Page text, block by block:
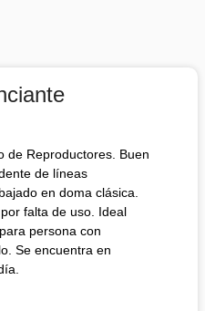
de Reproductores. Buen
de líneas
en doma clásica.
falta de uso. Ideal
persona con
Se encuentra en